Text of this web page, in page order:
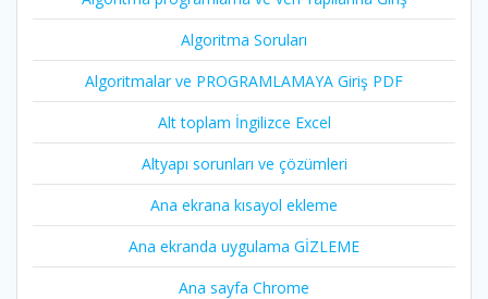
Algoritma Soruları
Algoritmalar ve PROGRAMLAMAYA Giriş PDF
Alt toplam İngilizce Excel
Altyapı sorunları ve çözümleri
Ana ekrana kısayol ekleme
Ana ekranda uygulama GİZLEME
Ana sayfa Chrome